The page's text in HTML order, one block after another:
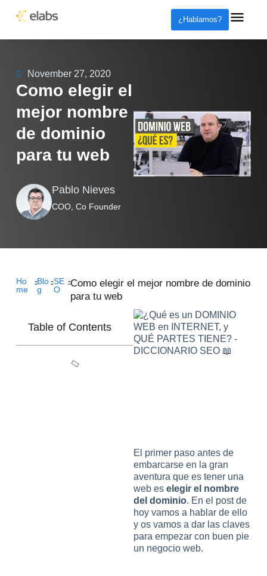
¿Hablamos?
November 27, 2020
Como elegir el
mejor nombre
de dominio
para tu web
Pablo Nieves
COO, Co Founder
Ho
me
Blo
g
SE
O
Como elegir el mejor nombre de dominio
para tu web
Table of Contents
El primer paso antes de
embarcarse en la gran
aventura que es tener una
web es elegir el nombre
del dominio. En el post de
hoy vamos a hablar de ello
y os vamos a dar las claves
para empezar con buen pie
un negocio web.